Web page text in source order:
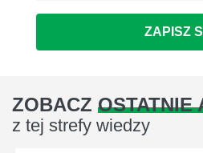
ZAPISZ
ZOBACZ OSTATNIE
z tej strefy wiedzy